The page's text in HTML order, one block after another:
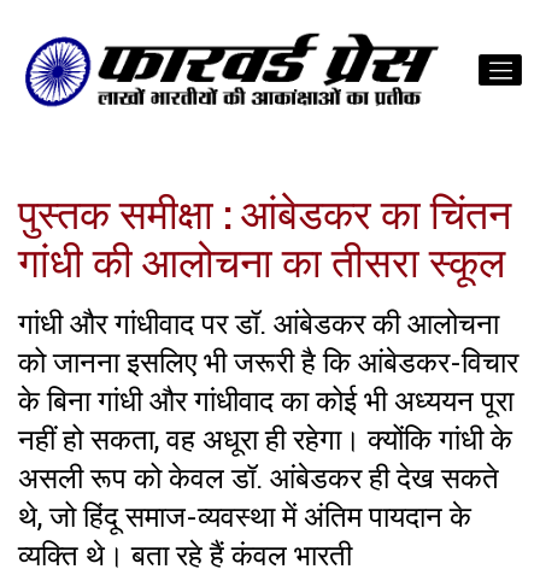
पुस्तक समीक्षा : आंबेडकर का चिंतन
गांधी की आलोचना का तीसरा स्कूल
गांधी और गांधीवाद पर डॉ. आंबेडकर की आलोचना
को जानना इसलिए भी जरूरी है कि आंबेडकर-विचार
के बिना गांधी और गांधीवाद का कोई भी अध्ययन पूरा
नहीं हो सकता, वह अधूरा ही रहेगा। क्योंकि गांधी के
असली रूप को केवल डॉ. आंबेडकर ही देख सकते
थे, जो हिंदू समाज-व्यवस्था में अंतिम पायदान के
व्यक्ति थे। बता रहे हैं कंवल भारती